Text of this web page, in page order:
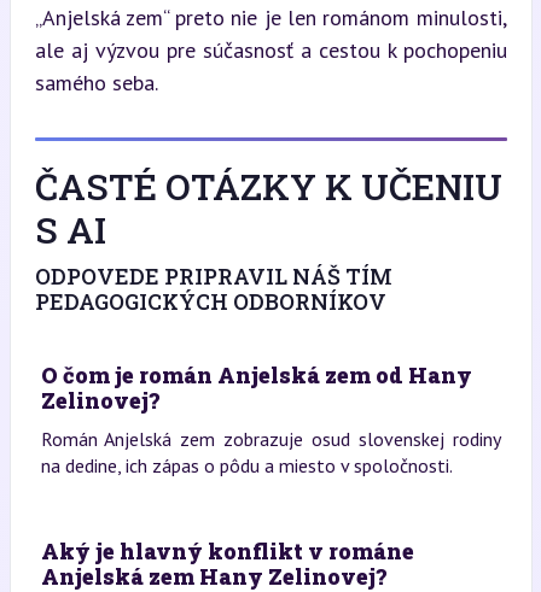
„Anjelská zem“ preto nie je len románom minulosti,
ale aj výzvou pre súčasnosť a cestou k pochopeniu
samého seba.
ČASTÉ OTÁZKY K UČENIU
S AI
ODPOVEDE PRIPRAVIL NÁŠ TÍM
PEDAGOGICKÝCH ODBORNÍKOV
O čom je román Anjelská zem od Hany
Zelinovej?
Román Anjelská zem zobrazuje osud slovenskej rodiny
na dedine, ich zápas o pôdu a miesto v spoločnosti.
Aký je hlavný konflikt v románe
Anjelská zem Hany Zelinovej?